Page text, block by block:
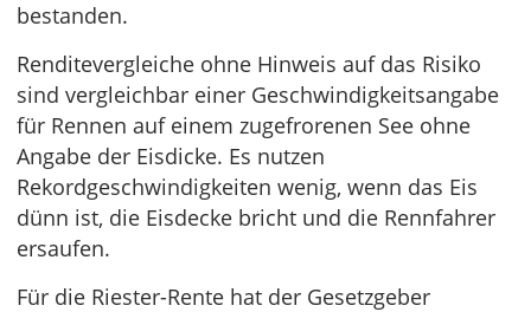
bestanden.
Renditevergleiche ohne Hinweis auf das Risiko
sind vergleichbar einer Geschwindigkeitsangabe
für Rennen auf einem zugefrorenen See ohne
Angabe der Eisdicke. Es nutzen
Rekordgeschwindigkeiten wenig, wenn das Eis
dünn ist, die Eisdecke bricht und die Rennfahrer
ersaufen.
Für die Riester-Rente hat der Gesetzgeber